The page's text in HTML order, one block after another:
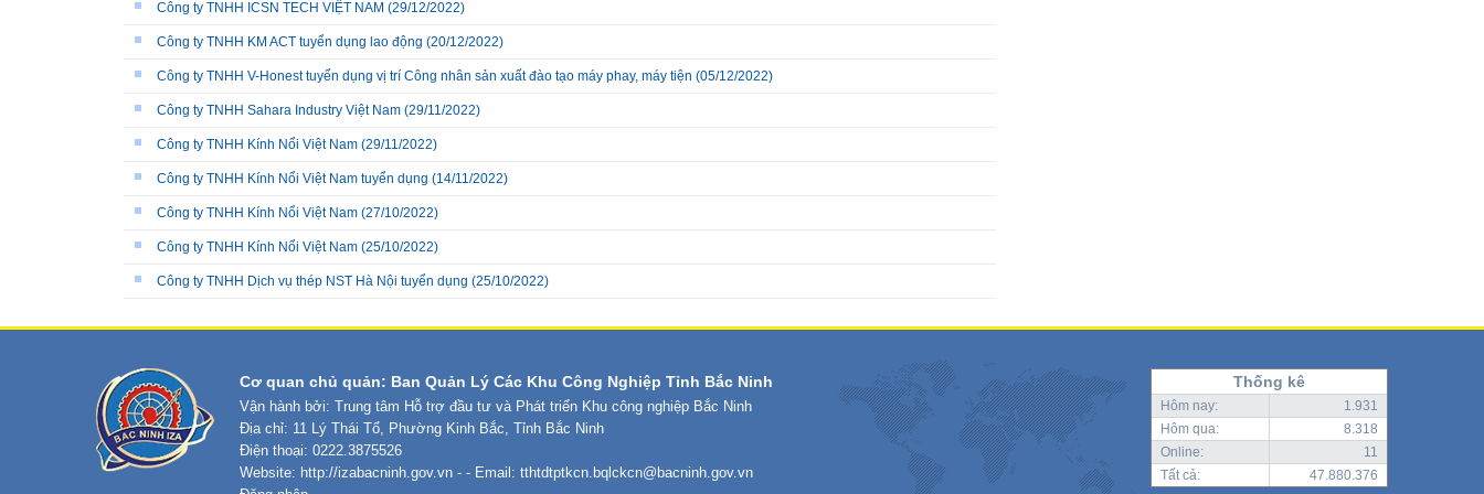
Công ty TNHH ICSN TECH VIỆT NAM (29/12/2022)
Công ty TNHH KM ACT tuyển dụng lao động (20/12/2022)
Công ty TNHH V-Honest tuyển dụng vị trí Công nhân sản xuất đào tạo máy phay, máy tiện (05/12/2022)
Công ty TNHH Sahara Industry Việt Nam (29/11/2022)
Công ty TNHH Kính Nổi Việt Nam (29/11/2022)
Công ty TNHH Kính Nổi Việt Nam tuyển dụng (14/11/2022)
Công ty TNHH Kính Nổi Việt Nam (27/10/2022)
Công ty TNHH Kính Nổi Việt Nam (25/10/2022)
Công ty TNHH Dịch vụ thép NST Hà Nội tuyển dụng (25/10/2022)
Thống kê
Hôm nay:
1.931
Hôm qua:
8.318
Online:
11
Tất cả:
47.880.376
Cơ quan chủ quản: Ban Quản Lý Các Khu Công Nghiệp Tỉnh Bắc Ninh
Vận hành bởi: Trung tâm Hỗ trợ đầu tư và Phát triển Khu công nghiệp Bắc Ninh
Địa chỉ: 11 Lý Thái Tổ, Phường Kinh Bắc, Tỉnh Bắc Ninh
Điện thoại: 0222.3875526
Website: http://izabacninh.gov.vn - - Email: tthtdtptkcn.bqlckcn@bacninh.gov.vn